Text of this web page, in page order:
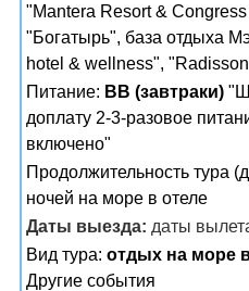
"Mantera Resort &
"Богатырь", база отдыха
hotel & wellness",
Питание: BB (завтраки)
доплату 2-3-разовое
включено"
Продолжительность тура
ночей на море в отеле
Даты выезда: даты
Вид тура: отдых на море
Другие события